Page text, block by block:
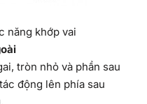
năng khớp vai
tròn nhỏ và phần sau
động lên phía sau